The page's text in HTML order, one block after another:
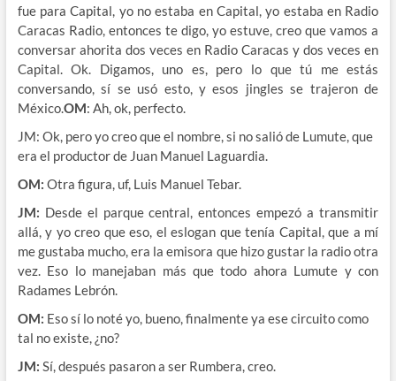
fue para Capital, yo no estaba en Capital, yo estaba en Radio
Caracas Radio, entonces te digo, yo estuve, creo que vamos a
conversar ahorita dos veces en Radio Caracas y dos veces en
Capital. Ok. Digamos, uno es, pero lo que tú me estás
conversando, sí se usó esto, y esos jingles se trajeron de
México.OM: Ah, ok, perfecto.
JM: Ok, pero yo creo que el nombre, si no salió de Lumute, que
era el productor de Juan Manuel Laguardia.
OM: Otra figura, uf, Luis Manuel Tebar.
JM: Desde el parque central, entonces empezó a transmitir
allá, y yo creo que eso, el eslogan que tenía Capital, que a mí
me gustaba mucho, era la emisora que hizo gustar la radio otra
vez. Eso lo manejaban más que todo ahora Lumute y con
Radames Lebrón.
OM: Eso sí lo noté yo, bueno, finalmente ya ese circuito como
tal no existe, ¿no?
JM: Sí, después pasaron a ser Rumbera, creo.